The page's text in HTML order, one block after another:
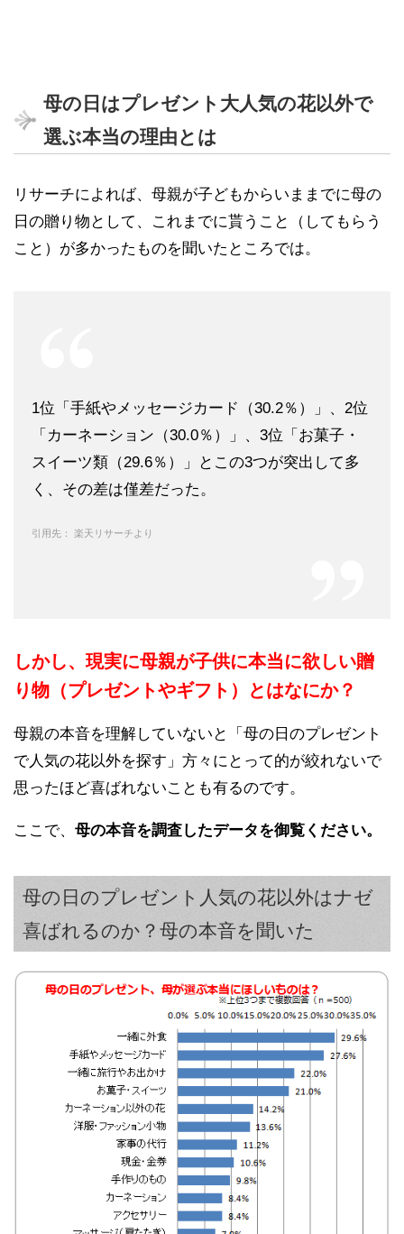
母の日はプレゼント大人気の花以外で
選ぶ本当の理由とは
リサーチによれば、母親が子どもからいままでに母の
日の贈り物として、これまでに貰うこと（してもらう
こと）が多かったものを聞いたところでは。
1位「手紙やメッセージカード（30.2％）」、2位
「カーネーション（30.0％）」、3位「お菓子・
スイーツ類（29.6％）」とこの3つが突出して多
く、その差は僅差だった。
引用先： 楽天リサーチより
しかし、現実に母親が子供に本当に欲しい贈
り物（プレゼントやギフト）とはなにか？
母親の本音を理解していないと「母の日のプレゼント
で人気の花以外を探す」方々にとって的が絞れないで
思ったほど喜ばれないことも有るのです。
ここで、 母の本音を調査したデータを御覧ください。
母の日のプレゼント人気の花以外はナゼ
喜ばれるのか？母の本音を聞いた